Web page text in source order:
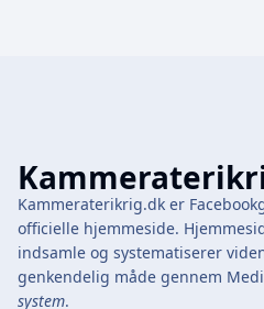
Kammeraterikrig.dk er
officielle hjemmeside.
indsamle og systematiserer
genkendelig måde gennem
system.